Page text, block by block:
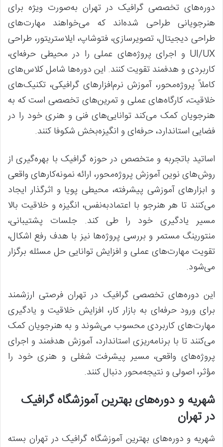
دوره‌های تخصصی گرافیک در تهران به‌صورت ویژه برای
هنرجویانی طراحی شده‌اند که می‌خواهند مهارت‌های
طراحی دیجیتال، تصویرسازی، فتوشاپ، ایلاستریتور، طراحی
UI/UX و اجرای پروژه‌های عملی را در محیطی حرفه‌ای،
کاربردی و هدفمند تقویت کنند. این دوره‌ها شامل کلاس‌های
کاملاً پروژه‌محور، آموزش نرم‌افزارهای گرافیکی، تکنیک‌های
خلاقیت، کارگاه‌های عملی و تمرین‌های تخصصی است که به
هنرجویان کمک می‌کند توانایی‌های فنی و هنری خود را در
فضایی استاندارد، حرفه‌ای و انگیزه‌بخش شکوفا کنند.
اساتید باتجربه و متخصص در حوزه گرافیک با بهره‌گیری از
روش‌های نوین آموزش پروژه‌محور، ارائه نمونه‌کارهای واقعی
و ابزارهای آموزشی پیشرفته، محیطی پویا و اثرگذار ایجاد
می‌کنند تا هر هنرجو با اعتمادبه‌نفس، انگیزه و خلاقیت بالا
مسیر یادگیری خود را طی کند. جلسات پشتیبانی،
منتورینگ مستمر و بررسی پروژه‌ها نیز با هدف رفع اشکال،
تقویت مهارت‌های عملی و افزایش توانایی حل مسئله برگزار
می‌شود.
این دوره‌های تخصصی گرافیک در تهران فرصتی ارزشمند
برای ورود حرفه‌ای به بازار کار، افزایش خلاقیت و یادگیری
مهارت‌های کاربردی محسوب می‌شوند و به هنرجویان کمک
می‌کنند تا با برنامه‌ریزی استاندارد، آموزش هدفمند و اجرای
پروژه‌های واقعی، مسیر پیشرفت شغلی و هنری خود را
مؤثر، اصولی و نتیجه‌محور دنبال کنند.
شهریه و دوره‌های بهترین آموزشگاه گرافیک
در تهران
شهریه و دوره‌های بهترین آموزشگاه گرافیک در تهران بسته